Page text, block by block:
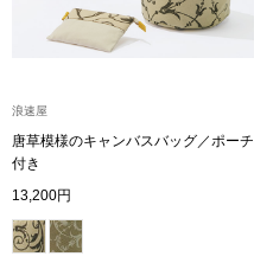
浪速屋
唐草模様のキャンバスバッグ／ポーチ
付き
13,200円